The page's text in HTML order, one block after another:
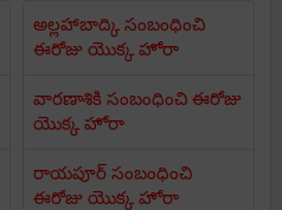
అల్లహాబాద్కి సంబంధించి
ఈరోజు యొక్క హోరా
వారణాశికి సంబంధించి ఈరోజు
యొక్క హోరా
రాయపూర్ సంబంధించి
ఈరోజు యొక్క హోరా